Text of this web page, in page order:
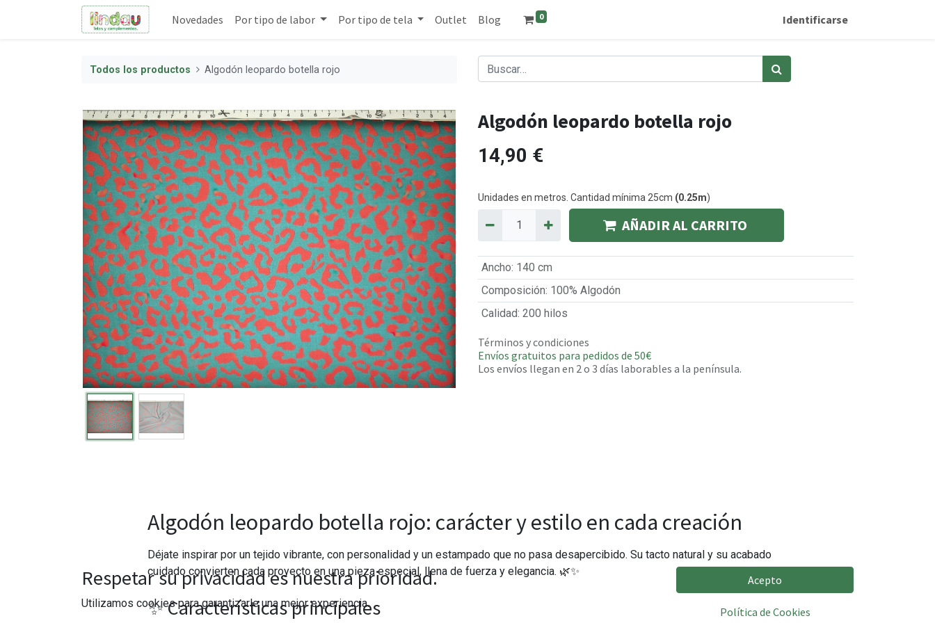
Novedades Por tipo de labor Por tipo de tela Outlet Blog 0 Identificarse
Todos los productos Algodón leopardo botella rojo
Algodón leopardo botella rojo
14,90 €
Unidades en metros. Cantidad mínima 25cm (0.25m)
AÑADIR AL CARRITO
Ancho: 140 cm
Composición: 100% Algodón
Calidad: 200 hilos
Términos y condiciones
Envíos gratuitos para pedidos de 50€
Los envíos llegan en 2 o 3 días laborables a la península.
Algodón leopardo botella rojo: carácter y estilo en cada creación
Déjate inspirar por un tejido vibrante, con personalidad y un estampado que no pasa desapercibido. Su tacto natural y su acabado
cuidado convierten cada proyecto en una pieza especial, llena de fuerza y elegancia. 🌿✨
✨ Características principales
Respetar su privacidad es nuestra prioridad.
Utilizamos cookies para garantizarle una mejor experiencia.
Acepto
Política de Cookies